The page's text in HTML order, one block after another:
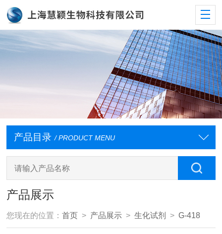
产品目录 / PRODUCT MENU
产品展示
您现在的位置：首页 > 产品展示 >生化试剂 >G-418